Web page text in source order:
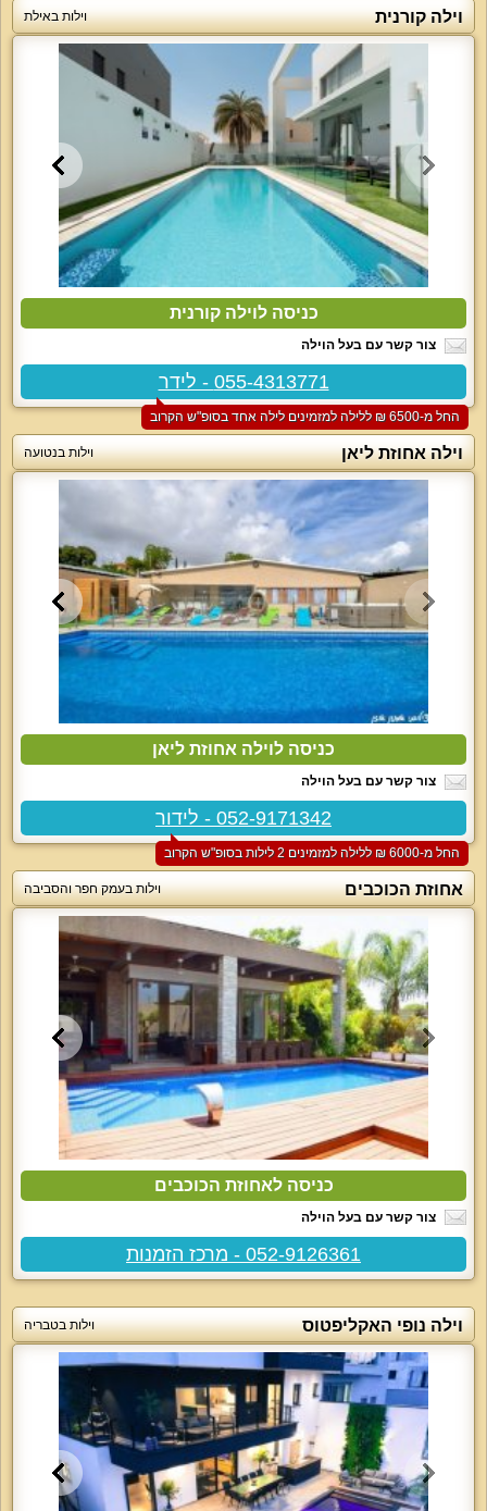
וילה קורנית וילות באילת
כניסה לוילה קורנית
צור קשר עם בעל הוילה
055-4313771 - לידר
החל מ-‏6500 ₪ ללילה למזמינים לילה אחד בסופ"ש הקרוב
וילה אחוזת ליאן וילות בנטועה
כניסה לוילה אחוזת ליאן
צור קשר עם בעל הוילה
052-9171342 - לידור
החל מ-‏6000 ₪ ללילה למזמינים 2 לילות בסופ"ש הקרוב
אחוזת הכוכבים וילות בעמק חפר והסביבה
כניסה לאחוזת הכוכבים
צור קשר עם בעל הוילה
052-9126361 - מרכז הזמנות
וילה נופי האקליפטוס וילות בטבריה